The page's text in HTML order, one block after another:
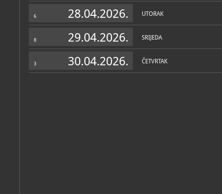
6 28.04.2026. UTORAK
8 29.04.2026. SRIJEDA
3 30.04.2026. ČETVRTAK